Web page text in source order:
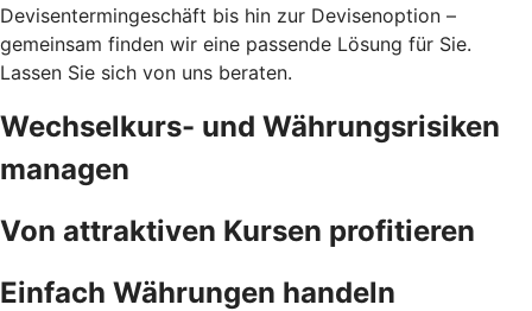
Devisentermingeschäft bis hin zur Devisenoption –
gemeinsam finden wir eine passende Lösung für Sie.
Lassen Sie sich von uns beraten.
Wechselkurs- und Währungsrisiken
managen
Von attraktiven Kursen profitieren
Einfach Währungen handeln